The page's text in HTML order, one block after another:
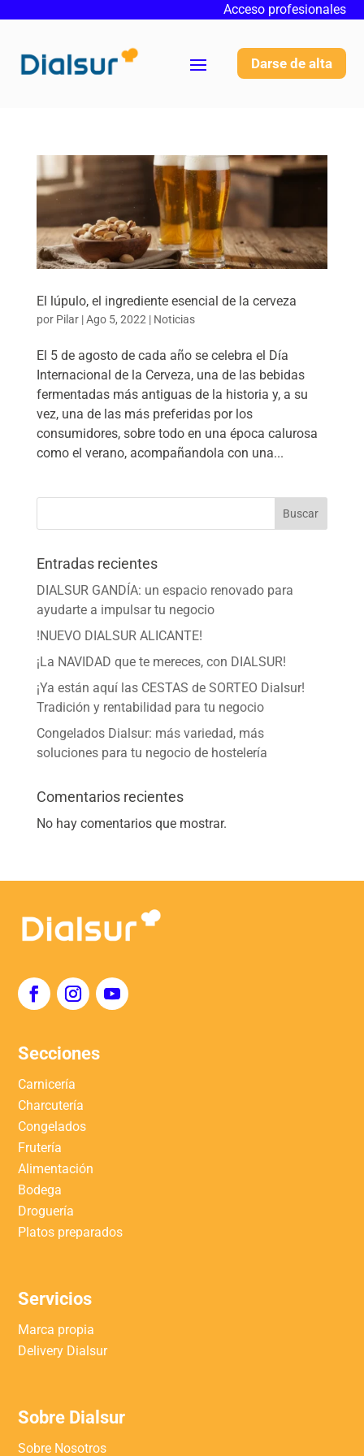
Acceso profesionales
Darse de alta
El lúpulo, el ingrediente esencial de la cerveza
por Pilar|Ago 5, 2022 | Noticias
El 5 de agosto de cada año se celebra el Día
Internacional de la Cerveza, una de las bebidas
fermentadas más antiguas de la historia y, a su
vez, una de las más preferidas por los
consumidores, sobre todo en una época calurosa
como el verano, acompañandola con una...
Buscar
Entradas recientes
DIALSUR GANDÍA: un espacio renovado para
ayudarte a impulsar tu negocio
!NUEVO DIALSUR ALICANTE!
¡La NAVIDAD que te mereces, con DIALSUR!
¡Ya están aquí las CESTAS de SORTEO Dialsur!
Tradición y rentabilidad para tu negocio
Congelados Dialsur: más variedad, más
soluciones para tu negocio de hostelería
Comentarios recientes
No hay comentarios que mostrar.
Secciones
Carnicería
Charcutería
Congelados
Frutería
Alimentación
Bodega
Droguería
Platos preparados
Servicios
Marca propia
Delivery Dialsur
Sobre Dialsur
Sobre Nosotros